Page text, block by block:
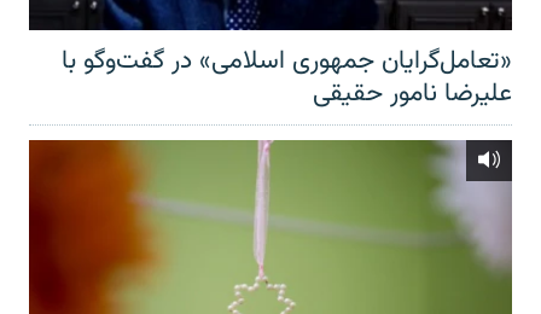
«تعامل‌گرایان جمهوری اسلامی» در گفت‌وگو با
علیرضا نامور حقیقی